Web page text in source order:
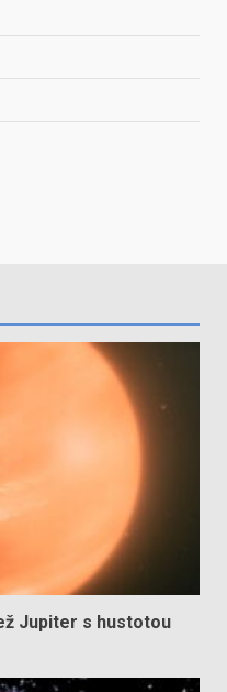
Jupiter s hustotou